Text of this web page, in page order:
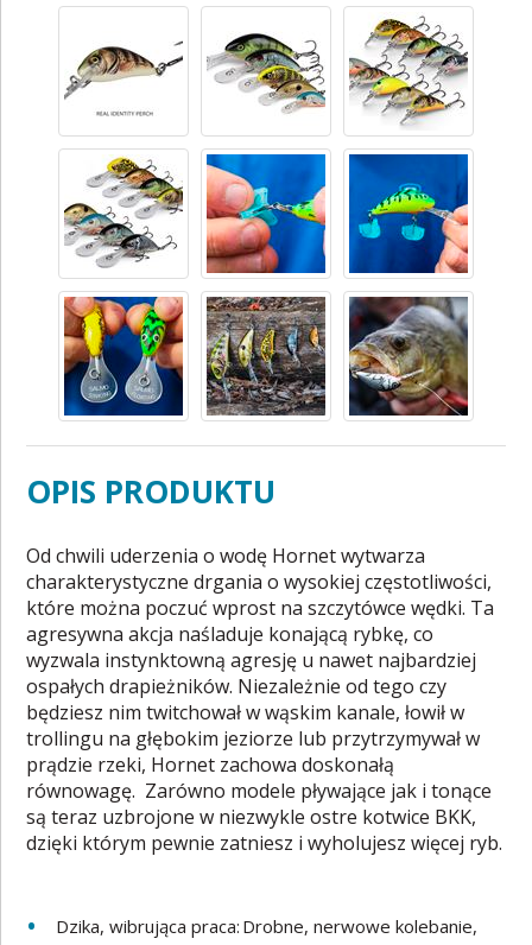
OPIS PRODUKTU
Od chwili uderzenia o wodę Hornet wytwarza
charakterystyczne drgania o wysokiej częstotliwości,
które można poczuć wprost na szczytówce wędki. Ta
agresywna akcja naśladuje konającą rybkę, co
wyzwala instynktowną agresję u nawet najbardziej
ospałych drapieżników. Niezależnie od tego czy
będziesz nim twitchował w wąskim kanale, łowił w
trollingu na głębokim jeziorze lub przytrzymywał w
prądzie rzeki, Hornet zachowa doskonałą
równowagę. Zarówno modele pływające jak i tonące
są teraz uzbrojone w niezwykle ostre kotwice BKK,
dzięki którym pewnie zatniesz i wyholujesz więcej ryb.
Dzika, wibrująca praca: Drobne, nerwowe kolebanie,